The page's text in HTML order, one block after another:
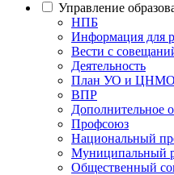
Управление
НПБ
Информация для
Вести с
Деятельность
План УО и ЦНМО
ВПР
Дополнительное
Профсоюз
Национальный
Муниципальный
Общественный